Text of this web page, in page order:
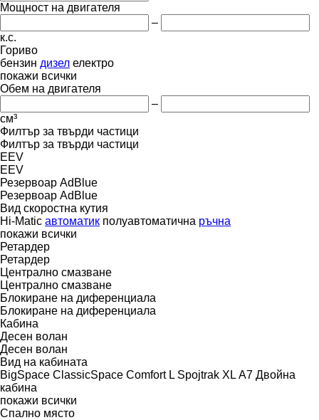
Мощност на двигателя
–
к.с.
Гориво
бензин дизел електро
покажи всички
Обем на двигателя
–
см³
Филтър за твърди частици
Филтър за твърди частици
EEV
EEV
Резервоар AdBlue
Резервоар AdBlue
Вид скоростна кутия
Hi-Matic автоматик полуавтоматична ръчна
покажи всички
Ретардер
Ретардер
Централно смазване
Централно смазване
Блокиране на диференциала
Блокиране на диференциала
Кабина
Десен волан
Десен волан
Вид на кабината
BigSpace ClassicSpace Comfort L Spojtrak XL А7 Двойна
кабина
покажи всички
Спално място